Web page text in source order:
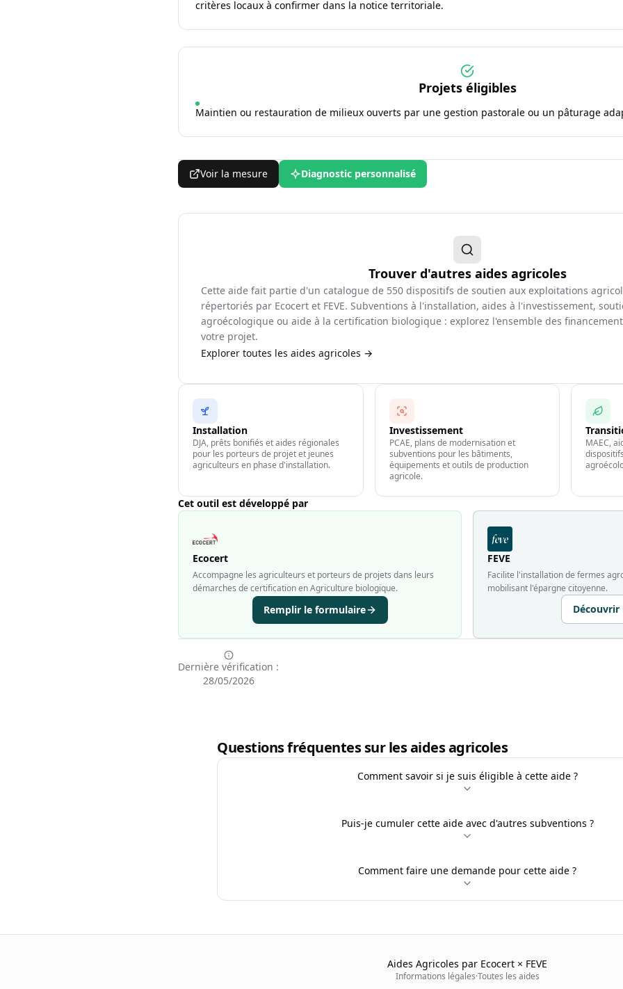
critères locaux à confirmer dans la notice territoriale.
Projets éligibles
Maintien ou restauration de milieux ouverts par une gestion pastorale ou un pâturage
Voir la mesure Diagnostic personnalisé
Trouver d'autres aides agricoles
Cette aide fait partie d'un catalogue de 550 dispositifs de soutien aux exploitations
répertoriés par Ecocert et FEVE. Subventions à l'installation, aides à l'investissement,
agroécologique ou aide à la certification biologique : explorez l'ensemble des
votre projet.
Explorer toutes les aides agricoles →
Installation
DJA, prêts bonifiés et aides régionales
pour les porteurs de projet et jeunes
agriculteurs en phase d'installation.
Investissement
PCAE, plans de modernisation et
subventions pour les bâtiments,
équipements et outils de production
agricole.
MAEC,
Cet outil est développé par
Ecocert
Accompagne les agriculteurs et porteurs de projets dans leurs
démarches de certification en Agriculture biologique.
Remplir le formulaire
FEVE
Facilite l'installation de fermes
mobilisant l'épargne citoyenne.
Découvrir
Dernière vérification :
28/05/2026
Questions fréquentes sur les aides agricoles
Comment savoir si je suis éligible à cette aide ?
Puis-je cumuler cette aide avec d'autres subventions ?
Comment faire une demande pour cette aide ?
Aides Agricoles par Ecocert × FEVE
Informations légales·Toutes les aides